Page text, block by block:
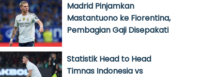
Madrid Pinjamkan
Mastantuono ke Fiorentina,
Pembagian Gaji Disepakati
Statistik Head to Head
Timnas Indonesia vs